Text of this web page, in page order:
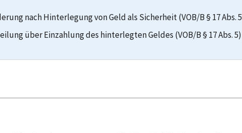
nach Hinterlegung von Geld als Sicherheit (VOB/B § 17 Abs.
über Einzahlung des hinterlegten Geldes (VOB/B § 17 Abs. 5)